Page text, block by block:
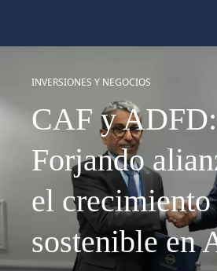
INVERSIONES Y NEGOCIOS
CAF y ADFD:
Forjando
el crecimiento
sostenible en